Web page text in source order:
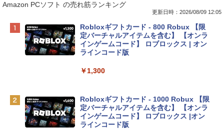
Apple 2026 MacBook Neo A18 Proチッ
プ搭載13インチノートブック：AIとAppl
e Intelligenceのために設計、Liquid Ret
inaディスプレイ、8GBユニファイドメモ
eTime HDカメラ - インディゴ
tomtoc 360°保護 15.6 16インチ パソコ
ンケース Dell NEC Lavie ASUS HP dyna
Amazon PCソフト の売れ筋ランキング
更新日時：2026/08/09 12:05
Robloxギフトカード - 800 Robux 【限
定バーチャルアイテムを含む】 【オンラ
インゲームコード】 ロブロックス | オン
ラインコード版
￥1,300
Robloxギフトカード - 1000 Robux 【限
定バーチャルアイテムを含む】 【オンラ
インゲームコード】 ロブロックス |オン
ラインコード版